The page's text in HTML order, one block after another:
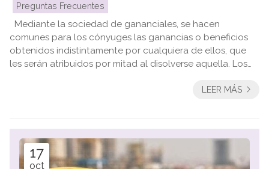
Preguntas Frecuentes
Mediante la sociedad de gananciales, se hacen
comunes para los cónyuges las ganancias o beneficios
obtenidos indistintamente por cualquiera de ellos, que
les serán atribuidos por mitad al disolverse aquella. Los
adquiridos con posterioridad con esta calificación
cónyuge los bienes que tuviese en el momento inicial del
mismo y, los q...
LEER MÁS
17
oct